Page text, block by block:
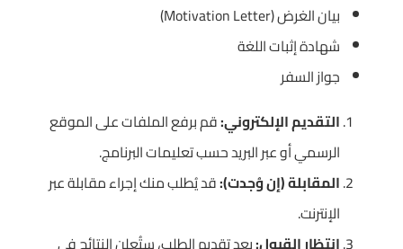
بيان الغرض (Motivation Letter)
شهادة إثبات اللغة
جواز السفر
التقديم الإلكتروني:قم برفع الملفات على الموقع
الرسمي أو عبر البريد حسب تعليمات البرنامج.
المقابلة (إن وُجدت):قد يُطلب منك إجراء مقابلة عبر
الإنترنت.
انتظار القبول:بعد تقديم الطلب، ستُعلن النتائج في